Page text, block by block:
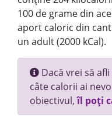
100 de grame din
aport caloric din
un adult (2000 kCal).
Dacă vrei să
câte calorii ai
obiectivul,îl poți